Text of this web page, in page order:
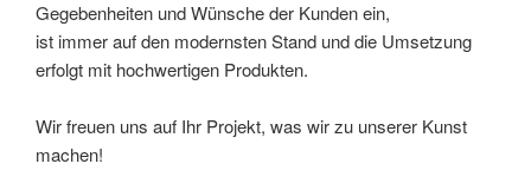
Gegebenheiten und Wünsche der Kunden ein,
ist immer auf den modernsten Stand und die Umsetzung
erfolgt mit hochwertigen Produkten.
Wir freuen uns auf Ihr Projekt, was wir zu unserer Kunst
machen!